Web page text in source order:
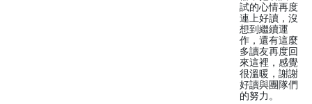
試的心情再度
連上好讀，沒
想到繼續運
作，還有這麼
多讀友再度回
來這裡，感覺
很溫暖，謝謝
好讀與團隊們
的努力。